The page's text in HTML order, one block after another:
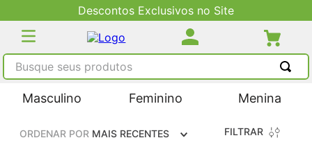
Descontos Exclusivos no Site
Busque seus produtos
TERMOS MAIS BUSCADOS
2º
tenis feminino
Masculino Feminino Menina
ORDENAR POR MAIS RECENTES FILTRAR